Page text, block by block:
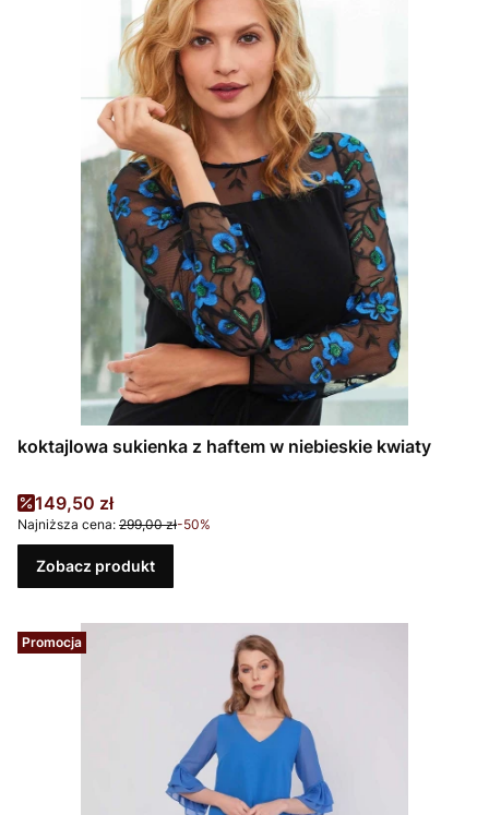
koktajlowa sukienka z haftem w niebieskie kwiaty
Cena promocyjna
149,50 zł
Najniższa cena: 299,00 zł-50%
Zobacz produkt
Promocja